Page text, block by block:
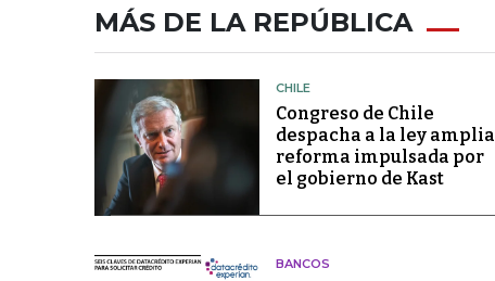
MÁS DE LA REPÚBLICA
CHILE
Congreso de Chile
despacha a la ley amplia
reforma impulsada por
el gobierno de Kast
BANCOS